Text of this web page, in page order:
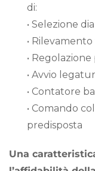
di:
• Selezione
•
•
• Avvio
• Contatore
• Comando
predisposta
Una